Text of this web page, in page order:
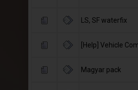
LS, SF waterfix
[Help] Vehicle
Magyar pack